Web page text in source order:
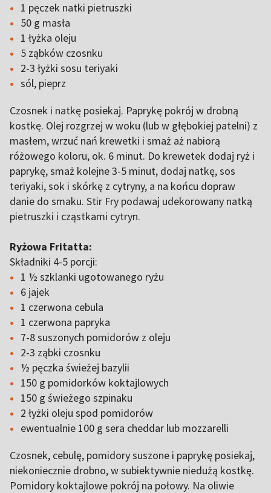
1 pęczek natki pietruszki
50 g masła
1 łyżka oleju
5 ząbków czosnku
2-3 łyżki sosu teriyaki
sól, pieprz
Czosnek i natkę posiekaj. Paprykę pokrój w drobną
kostkę. Olej rozgrzej w woku (lub w głębokiej patelni) z
masłem, wrzuć nań krewetki i smaż aż nabiorą
różowego koloru, ok. 6 minut. Do krewetek dodaj ryż i
paprykę, smaż kolejne 3-5 minut, dodaj natkę, sos
teriyaki, sok i skórkę z cytryny, a na końcu dopraw
danie do smaku. Stir Fry podawaj udekorowany natką
pietruszki i cząstkami cytryn.
Ryżowa Fritatta:
Składniki 4-5 porcji:
1 ½ szklanki ugotowanego ryżu
6 jajek
1 czerwona cebula
1 czerwona papryka
7-8 suszonych pomidorów z oleju
2-3 ząbki czosnku
½ pęczka świeżej bazylii
150 g pomidorków koktajlowych
150 g świeżego szpinaku
2 łyżki oleju spod pomidorów
ewentualnie 100 g sera cheddar lub mozzarelli
Czosnek, cebulę, pomidory suszone i paprykę posiekaj,
niekoniecznie drobno, w subiektywnie niedużą kostkę.
Pomidory koktajlowe pokrój na połowy. Na oliwie